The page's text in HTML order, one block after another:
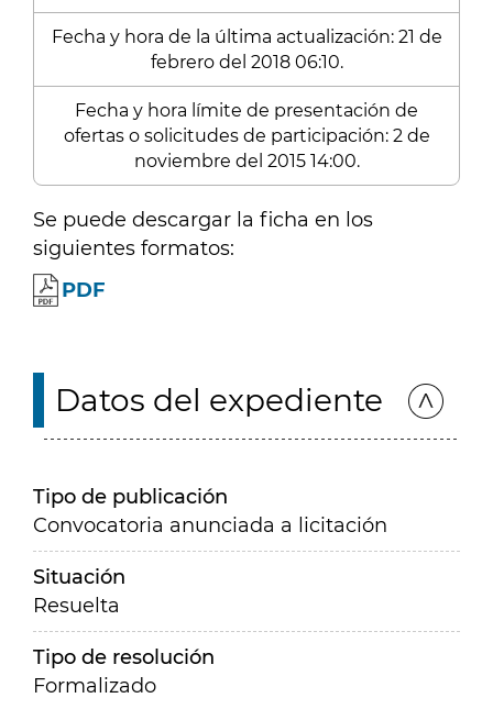
Fecha y hora de la última actualización: 21 de
febrero del 2018 06:10.
Fecha y hora límite de presentación de
ofertas o solicitudes de participación: 2 de
noviembre del 2015 14:00.
Se puede descargar la ficha en los
siguientes formatos:
PDF
Datos del expediente
Tipo de publicación
Convocatoria anunciada a licitación
Situación
Resuelta
Tipo de resolución
Formalizado